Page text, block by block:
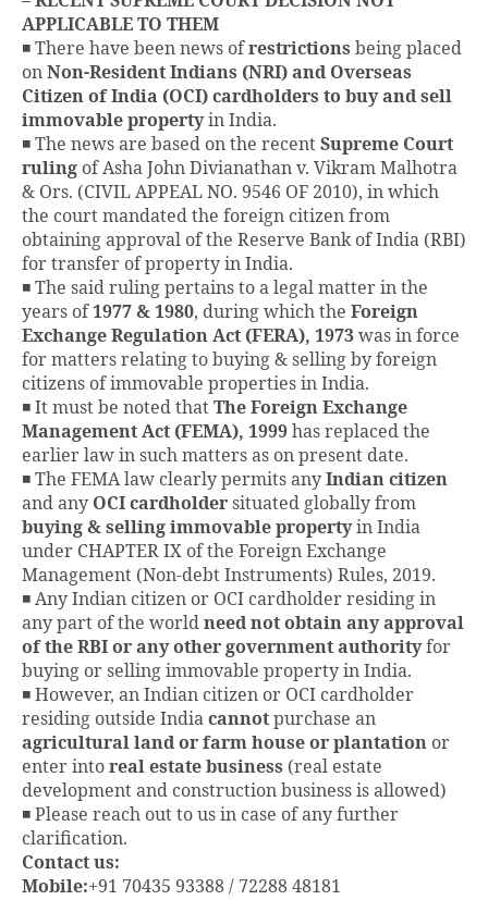
APPLICABLE TO THEM
◾ There have been news ofrestrictions being placed
on Non-Resident Indians (NRI) and Overseas
Citizen of India (OCI) cardholders to buy and sell
immovable propertyin India.
◾ The news are based on the recent Supreme Court
ruling of Asha John Divianathan v. Vikram Malhotra
& Ors. (CIVIL APPEAL NO. 9546 OF 2010), in which
the court mandated the foreign citizen from
obtaining approval of the Reserve Bank of India (RBI)
for transfer of property in India.
◾ The said ruling pertains to a legal matter in the
years of1977 & 1980, during which the Foreign
Exchange Regulation Act (FERA), 1973 was in force
for matters relating to buying & selling by foreign
citizens of immovable properties in India.
◾ It must be noted that The Foreign Exchange
Management Act (FEMA), 1999 has replaced the
earlier law in such matters as on present date.
◾ The FEMA law clearly permits any Indian citizen
and any OCI cardholder situated globally from
buying & selling immovable propertyin India
under CHAPTER IX of the Foreign Exchange
Management (Non-debt Instruments) Rules, 2019.
◾ Any Indian citizen or OCI cardholder residing in
any part of the world need not obtain any approval
of the RBI or any other government authorityfor
buying or selling immovable property in India.
◾ However, an Indian citizen or OCI cardholder
residing outside India cannot purchase an
agricultural land or farm house or plantation or
enter into real estate business (real estate
development and construction business is allowed)
◾ Please reach out to us in case of any further
clarification.
Contact us:
Mobile:+91 70435 93388 / 72288 48181